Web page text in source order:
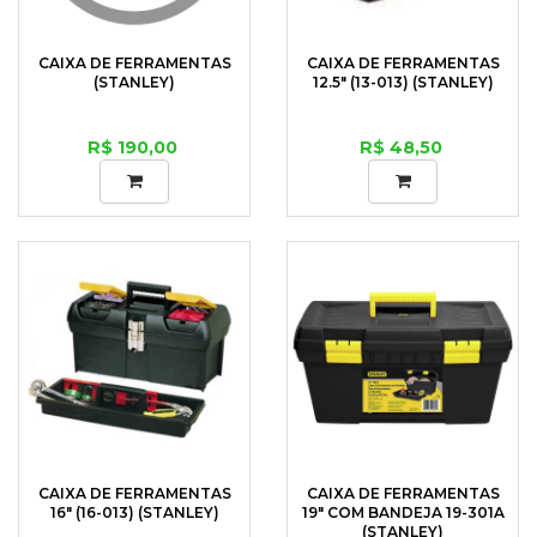
CAIXA DE FERRAMENTAS
(STANLEY)
R$ 190,00
CAIXA DE FERRAMENTAS
12.5" (13-013) (STANLEY)
R$ 48,50
CAIXA DE FERRAMENTAS
16" (16-013) (STANLEY)
CAIXA DE FERRAMENTAS
19" COM BANDEJA 19-301A
(STANLEY)